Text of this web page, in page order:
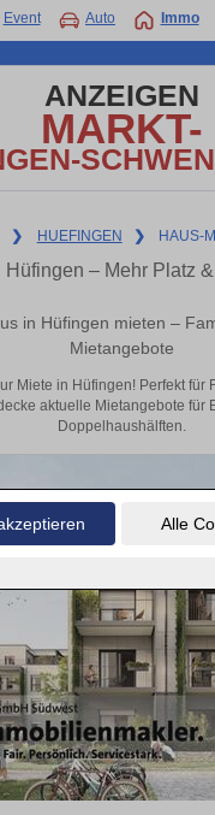
Alle
Event Auto Immo
ANZEIGEN
MARKT-
❯ HUEFINGEN ❯ HAUS-
Hüfingen – Mehr Platz
in Hüfingen mieten –
Mietangebote
Miete in Hüfingen! Perfekt für
aktuelle Mietangebote für
Doppelhaushälften.